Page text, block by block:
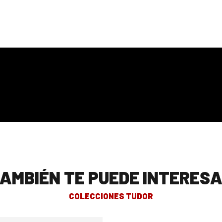
TE PUEDE
COLECCIONES TUDOR